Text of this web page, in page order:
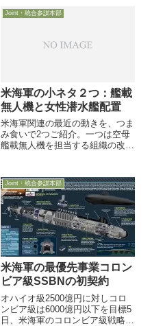
隊司令官が米議会で、無人運用に
改良された軽戦闘車両JLTVから
Joint・統合参謀本部
米海軍の小ネタ２つ：艦載
無人機と女性潜水艦配置
米海軍関連の最近の動きを、つま
み食いで2つご紹介。一つは空母
艦載無人機を担当する組織の改編
原潜にも配置するとの発表につい
てです
Joint・統合参謀本部
米海軍の最優先事業コロン
ビア級SSBNの初契約
オハイオ級2500億円に対しコロ
ンビア級は6000億円以下を目標5
日、米海軍のコロンビア級戦略原